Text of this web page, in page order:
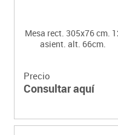
Mesa rect. 305x76 cm.
asient. alt. 66cm.
Precio
Consultar aquí